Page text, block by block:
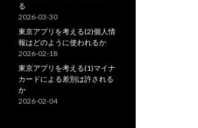
る
2026-03-30
東京アプリを考える(2)個人情
報はどのように使われるか
2026-02-18
東京アプリを考える(1)マイナ
カードによる差別は許される
か
2026-02-04